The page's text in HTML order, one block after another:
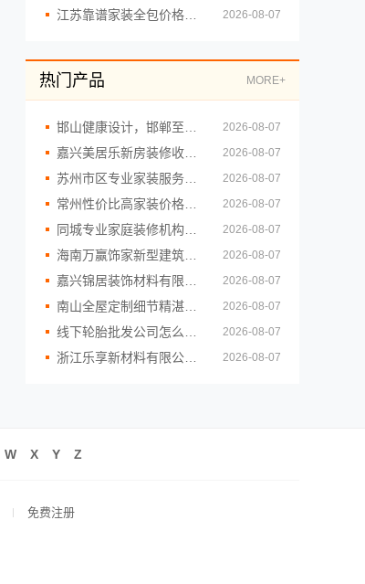
2026-08-07
热门产品 MORE+
2026-08-07
2026-08-07
2026-08-07
2026-08-07
2026-08-07
2026-08-07
2026-08-07
2026-08-07
2026-08-07
2026-08-07
W X Y Z
免费注册